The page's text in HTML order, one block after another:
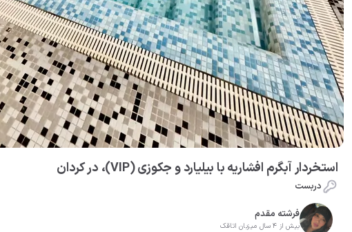
استخردار آبگرم افشاریه با بیلیارد و جکوزی (VIP)، در کردان
دربست
فرشته مقدم
بیش از 4 سال میزبان اتاقک